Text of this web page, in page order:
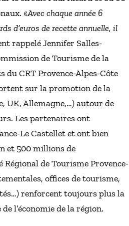
«Avec chaque année 6
d’euros de recette annuelle, il
rappelé Jennifer Salles-
de Tourisme de la
du CRT Provence-Alpes-Côte
sur la promotion de la
UK, Allemagne,…) autour de
Les partenaires ont
Le Castellet et ont bien
et 500 millions de
Régional de Tourisme Provence-
offices de tourisme,
renforcent toujours plus la
l’économie de la région.